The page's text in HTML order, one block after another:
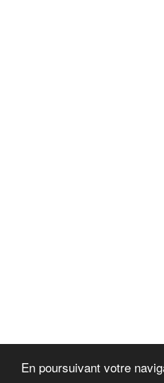
En poursuivant votre